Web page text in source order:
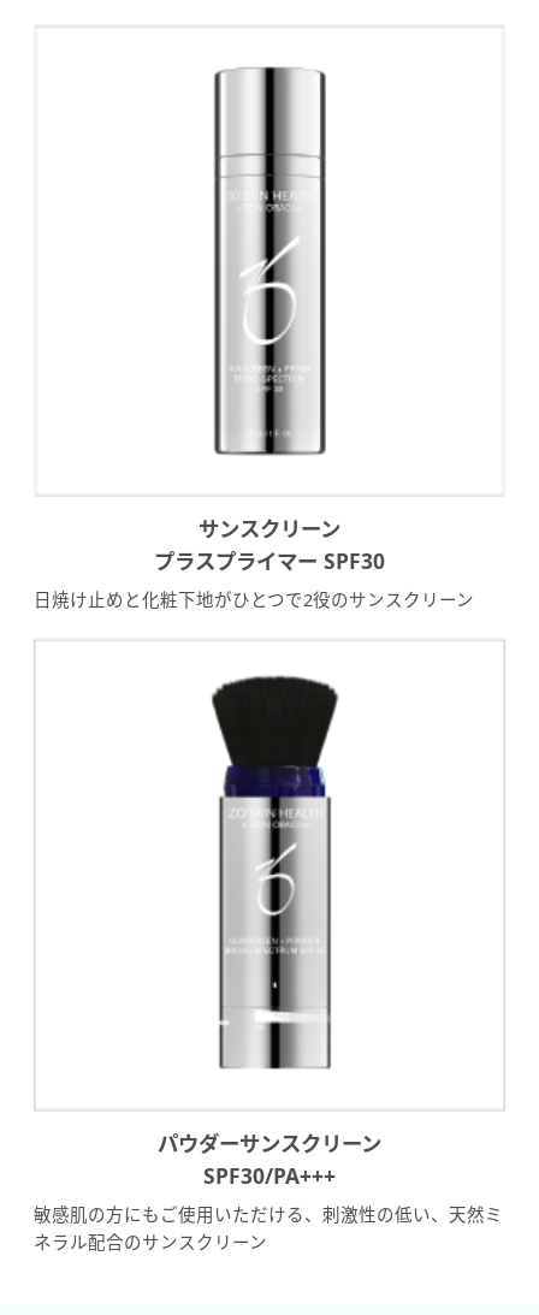
サンスクリーン
プラスプライマー SPF30
日焼け止めと化粧下地がひとつで2役のサンスクリーン
パウダーサンスクリーン
SPF30/PA+++
敏感肌の方にもご使用いただける、刺激性の低い、天然ミ
ネラル配合のサンスクリーン